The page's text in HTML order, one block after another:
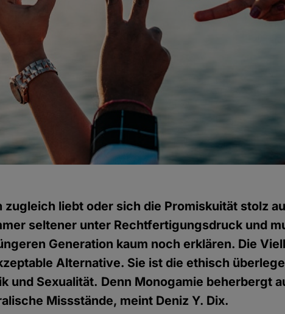
liebt oder sich die Promiskuität stolz
seltener unter Rechtfertigungsdruck und
Generation kaum noch erklären. Die
Alternative. Sie ist die ethisch
und Sexualität. Denn Monogamie beherbergt
Missstände, meint Deniz Y. Dix.